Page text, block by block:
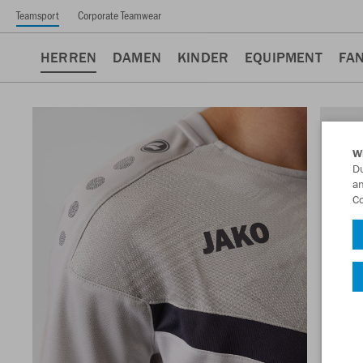
Teamsport Corporate Teamwear
HERREN DAMEN KINDER EQUIPMENT